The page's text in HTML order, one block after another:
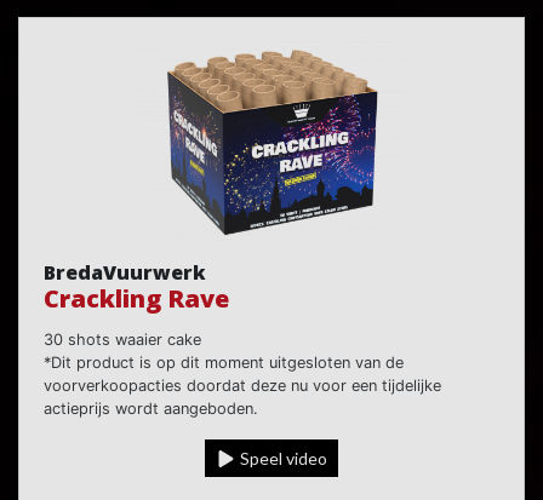
BredaVuurwerk
Crackling Rave
30 shots waaier cake
*Dit product is op dit moment uitgesloten van de
voorverkoopacties doordat deze nu voor een tijdelijke
actieprijs wordt aangeboden.
Speel video